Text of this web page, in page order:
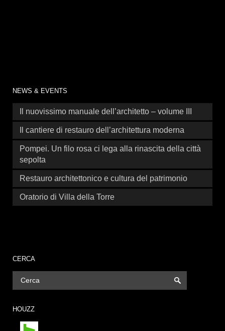
NEWS & EVENTS
Il nuovissimo manuale dell’architetto – volume III
Il cantiere di restauro dell’architettura moderna
Pompei. Un filo rosa ci lega alla rinascita della città
sepolta
Restauro architettonico e cultura del patrimonio
Oratorio di Villa della Torre
CERCA
HOUZZ